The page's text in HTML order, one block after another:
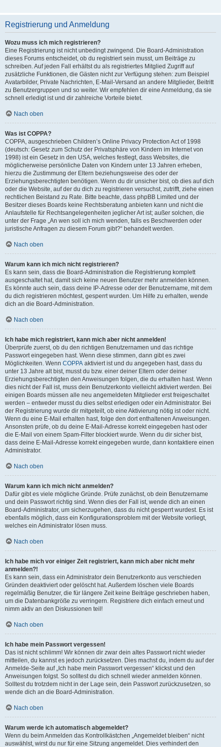
Registrierung und Anmeldung
Wozu muss ich mich registrieren?
Eine Registrierung ist nicht unbedingt zwingend. Die Board-Administration
dieses Forums entscheidet, ob du registriert sein musst, um Beiträge zu
schreiben. Auf jeden Fall erhältst du als registriertes Mitglied Zugriff auf
zusätzliche Funktionen, die Gästen nicht zur Verfügung stehen: zum Beispiel
Avatarbilder, Private Nachrichten, E-Mail-Versand an andere Mitglieder, Beitritt
zu Benutzergruppen und so weiter. Wir empfehlen dir eine Anmeldung, da sie
schnell erledigt ist und dir zahlreiche Vorteile bietet.
Nach oben
Was ist COPPA?
COPPA, ausgeschrieben Children’s Online Privacy Protection Act of 1998
(deutsch: Gesetz zum Schutz der Privatsphäre von Kindern im Internet von
1998) ist ein Gesetz in den USA, welches festlegt, dass Websites, die
möglicherweise persönliche Daten von Kindern unter 13 Jahren erheben,
hierzu die Zustimmung der Eltern beziehungsweise des oder der
Erziehungsberechtigten benötigen. Wenn du dir unsicher bist, ob dies auf dich
oder die Website, auf der du dich zu registrieren versuchst, zutrifft, ziehe einen
rechtlichen Beistand zu Rate. Bitte beachte, dass phpBB Limited und der
Besitzer dieses Boards keine Rechtsberatung anbieten kann und nicht die
Anlaufstelle für Rechtsangelegenheiten jeglicher Art ist; außer solchen, die
unter der Frage „An wen soll ich mich wenden, falls es Beschwerden oder
juristische Anfragen zu diesem Forum gibt?“ behandelt werden.
Nach oben
Warum kann ich mich nicht registrieren?
Es kann sein, dass die Board-Administration die Registrierung komplett
ausgeschaltet hat, damit sich keine neuen Benutzer mehr anmelden können.
Es könnte auch sein, dass deine IP-Adresse oder der Benutzername, mit dem
du dich registrieren möchtest, gesperrt wurden. Um Hilfe zu erhalten, wende
dich an die Board-Administration.
Nach oben
Ich habe mich registriert, kann mich aber nicht anmelden!
Überprüfe zuerst, ob du den richtigen Benutzernamen und das richtige
Passwort eingegeben hast. Wenn diese stimmen, dann gibt es zwei
Möglichkeiten. Wenn COPPA aktiviert ist und du angegeben hast, dass du
unter 13 Jahre alt bist, musst du bzw. einer deiner Eltern oder deiner
Erziehungsberechtigten den Anweisungen folgen, die du erhalten hast. Wenn
dies nicht der Fall ist, muss dein Benutzerkonto vielleicht aktiviert werden. Bei
einigen Boards müssen alle neu angemeldeten Mitglieder erst freigeschaltet
werden – entweder musst du dies selbst erledigen oder ein Administrator. Bei
der Registrierung wurde dir mitgeteilt, ob eine Aktivierung nötig ist oder nicht.
Wenn du eine E-Mail erhalten hast, folge den dort enthaltenen Anweisungen.
Ansonsten prüfe, ob du deine E-Mail-Adresse korrekt eingegeben hast oder
die E-Mail von einem Spam-Filter blockiert wurde. Wenn du dir sicher bist,
dass deine E-Mail-Adresse korrekt eingegeben wurde, dann kontaktiere einen
Administrator.
Nach oben
Warum kann ich mich nicht anmelden?
Dafür gibt es viele mögliche Gründe. Prüfe zunächst, ob dein Benutzername
und dein Passwort richtig sind. Wenn dies der Fall ist, wende dich an einen
Board-Administrator, um sicherzugehen, dass du nicht gesperrt wurdest. Es ist
ebenfalls möglich, dass ein Konfigurationsproblem mit der Website vorliegt,
welches ein Administrator lösen muss.
Nach oben
Ich habe mich vor einiger Zeit registriert, kann mich aber nicht mehr
anmelden?!
Es kann sein, dass ein Administrator dein Benutzerkonto aus verschieden
Gründen deaktiviert oder gelöscht hat. Außerdem löschen viele Boards
regelmäßig Benutzer, die für längere Zeit keine Beiträge geschrieben haben,
um die Datenbankgröße zu verringern. Registriere dich einfach erneut und
nimm aktiv an den Diskussionen teil!
Nach oben
Ich habe mein Passwort vergessen!
Das ist nicht schlimm! Wir können dir zwar dein altes Passwort nicht wieder
mitteilen, du kannst es jedoch zurücksetzen. Dies machst du, indem du auf der
Anmelde-Seite auf „Ich habe mein Passwort vergessen“ klickst und den
Anweisungen folgst. So solltest du dich schnell wieder anmelden können.
Solltest du trotzdem nicht in der Lage sein, dein Passwort zurückzusetzen, so
wende dich an die Board-Administration.
Nach oben
Warum werde ich automatisch abgemeldet?
Wenn du beim Anmelden das Kontrollkästchen „Angemeldet bleiben“ nicht
auswählst, wirst du nur für eine Sitzung angemeldet. Dies verhindert den